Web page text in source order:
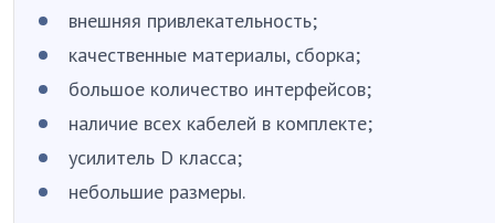
внешняя привлекательность;
качественные материалы, сборка;
большое количество интерфейсов;
наличие всех кабелей в комплекте;
усилитель D класса;
небольшие размеры.